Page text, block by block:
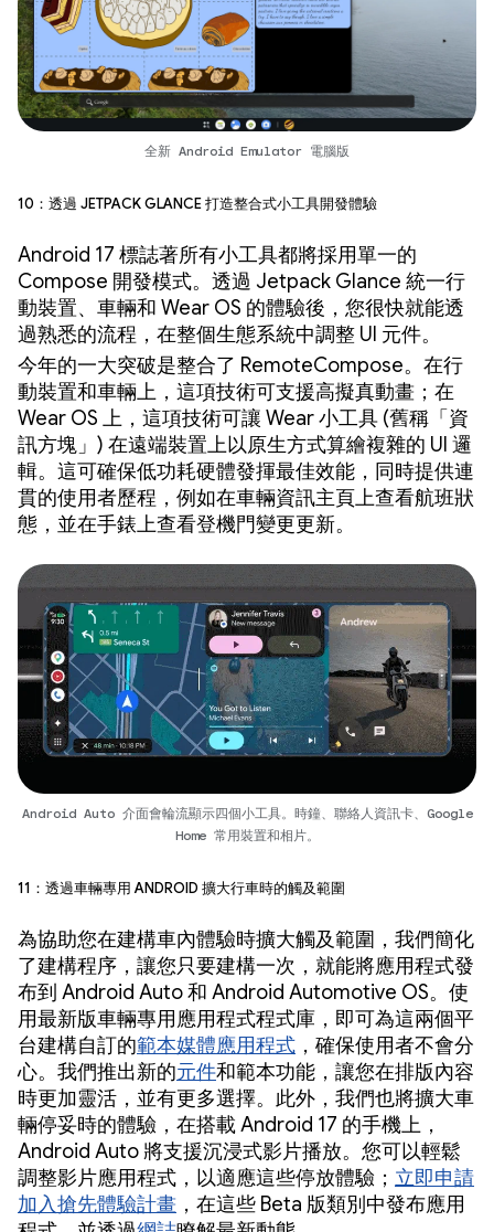
全新 Android Emulator 電腦版
10：透過 Jetpack Glance 打造整合式小工具開發體驗
Android 17 標誌著所有小工具都將採用單一的
Compose 開發模式。透過 Jetpack Glance 統一行
動裝置、車輛和 Wear OS 的體驗後，您很快就能透
過熟悉的流程，在整個生態系統中調整 UI 元件。
今年的一大突破是整合了 RemoteCompose。在行
動裝置和車輛上，這項技術可支援高擬真動畫；在
Wear OS 上，這項技術可讓 Wear 小工具 (舊稱「資
訊方塊」) 在遠端裝置上以原生方式算繪複雜的 UI 邏
輯。這可確保低功耗硬體發揮最佳效能，同時提供連
貫的使用者歷程，例如在車輛資訊主頁上查看航班狀
態，並在手錶上查看登機門變更更新。
Android Auto 介面會輪流顯示四個小工具。時鐘、聯絡人資訊卡、Google
Home 常用裝置和相片。
11：透過車輛專用 Android 擴大行車時的觸及範圍
為協助您在建構車內體驗時擴大觸及範圍，我們簡化
了建構程序，讓您只要建構一次，就能將應用程式發
布到 Android Auto 和 Android Automotive OS。使
用最新版車輛專用應用程式程式庫，即可為這兩個平
台建構自訂的範本媒體應用程式 ，確保使用者不會分
心。我們推出新的元件和範本功能，讓您在排版內容
時更加靈活，並有更多選擇。此外，我們也將擴大車
輛停妥時的體驗，在搭載 Android 17 的手機上，
Android Auto 將支援沉浸式影片播放。您可以輕鬆
調整影片應用程式，以適應這些停放體驗； 立即申請
加入搶先體驗計畫 ，在這些 Beta 版類別中發布應用